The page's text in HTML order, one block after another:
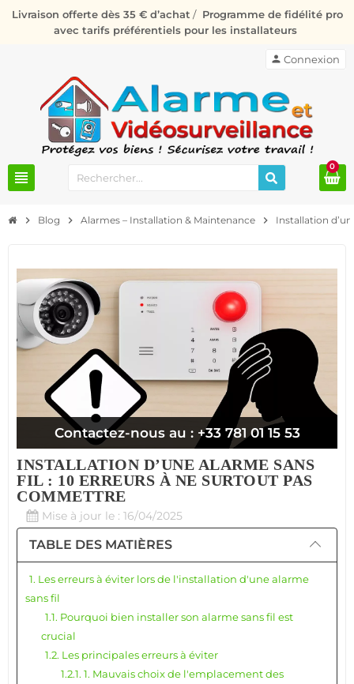
Livraison offerte dès 35 € d’achat / Programme de fidélité pro
avec tarifs préférentiels pour les installateurs
view_headline
person Connexion
0
chevron_right Blog chevron_right Alarmes – Installation & Maintenance chevron_right Installation
Contactez-nous au : +33 781 01 15 53
INSTALLATION D’UNE ALARME SANS
FIL : 10 ERREURS À NE SURTOUT PAS
COMMETTRE
Mise à jour le : 16/04/2025
TABLE DES MATIÈRES
1. Les erreurs à éviter lors de l'installation d'une alarme
sans fil
1.1. Pourquoi bien installer son alarme sans fil est
crucial
1.2. Les principales erreurs à éviter
1.2.1. 1. Mauvais choix de l'emplacement des